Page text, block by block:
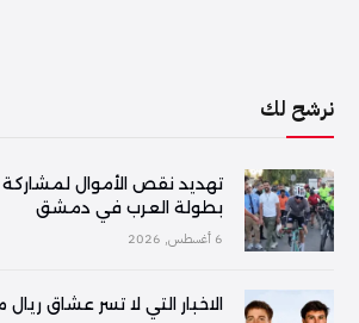
نرشح لك
تهديد نقص الأموال لمشاركة
بطولة العرب في دمشق
6 أغسطس, 2026
الاخبار التي لا تسر عشاق ريال